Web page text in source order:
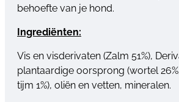
behoefte van je hond.
Ingrediënten:
Vis en visderivaten (Zalm 51%),
plantaardige oorsprong (wortel
tijm 1%), oliën en vetten, mineralen.